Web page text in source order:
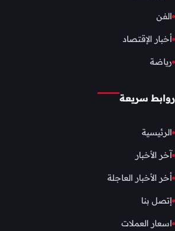
الفن
أخبار الإقتصاد
رياضة
روابط سريعة
الرئيسية
آخر الأخبار
أخر الأخبار العاجلة
إتصل بنا
اسعار العملات